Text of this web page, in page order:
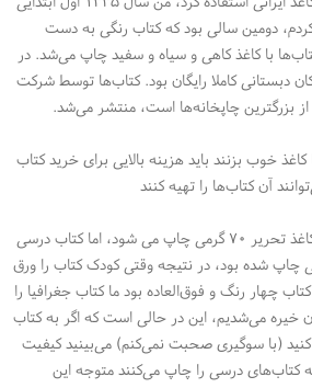
دومین سالی بود که کتاب رنگی به دست
با کاغذ کاهی و سیاه و سفید چاپ می‌شد. در
دبستانی کاملا رایگان بود. کتاب‌ها توسط شرکت
بزرگترین چاپخانه‌ها است، منتشر می‌شد.
کاغذ خوب بزنند باید هزینه بالایی برای خرید کتاب
آن کتاب‌ها را تهیه کنند
رمان‌های امروز بیشتر توسط کاغذ تحریر ۷۰ گرمی چاپ می شود، اما کتاب درسی
با کاغذ تحریر ۸۰ گرمی چاپ شده بود، در نتیجه وقتی کودک کتاب را ورق
چهار رنگ و فوق‌العاده بود ما کتاب جغرافیا را
خیره می‌شدیم، این در حالی است که اگر به کتاب
کنید (با سوگیری صحبت نمی‌کنم) می‌بینید کیفیت
کتاب‌های درسی را چاپ می‌کنند متوجه این